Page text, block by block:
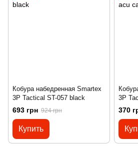
Кобура набедренная Smartex
3P Tactical ST-057 black
693 грн 924 грн
Купить
3P
370